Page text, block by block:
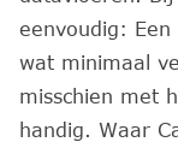
eenvoudig:
wat minimaal
misschien met
handig. Waar